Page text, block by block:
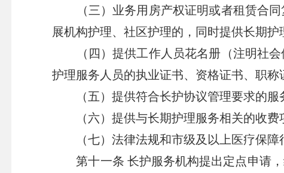
（三）业务用房产权证明或者租赁合同
展机构护理、社区护理的，同时提供长期
（四）提供工作人员花名册（注明社会
护理服务人员的执业证书、资格证书、职称
（五）提供符合长护协议管理要求的服
（六）提供与长期护理服务相关的收费
（七）法律法规和市级及以上医疗保障
第十一条 长护服务机构提出定点申请，